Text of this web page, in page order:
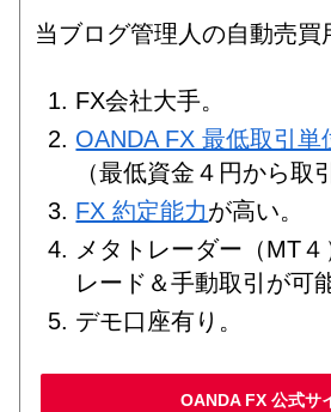
当ブログ管理人の自動売買
FX会社大手。
OANDA FX 最低取引単
（最低資金４円から取
FX 約定能力が高い。
メタトレーダー（MT４
レード＆手動取引が可
デモ口座有り。
OANDA FX 公式サ